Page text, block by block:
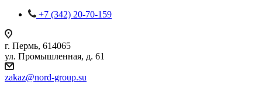
+7 (342) 20-70-159
г. Пермь, 614065
ул. Промышленная, д. 61
zakaz@nord-group.su